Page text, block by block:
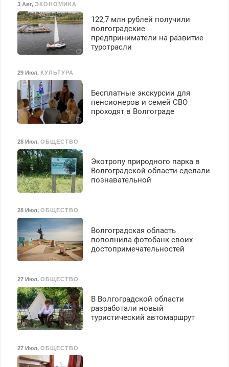
работа инспектором по
транспортной
безопасности с з/п до
125000 руб.
3 Авг, ЭКОНОМИКА
122,7 млн рублей получили
волгоградские
предприниматели на развитие
туротрасли
29 Июл, КУЛЬТУРА
Бесплатные экскурсии для
пенсионеров и семей СВО
проходят в Волгограде
28 Июл, ОБЩЕСТВО
Экотропу природного парка в
Волгоградской области сделали
познавательной
28 Июл, ОБЩЕСТВО
Волгоградская область
пополнила фотобанк своих
достопримечательностей
27 Июл, ОБЩЕСТВО
В Волгоградской области
разработали новый
туристический автомаршрут
27 Июл, ОБЩЕСТВО